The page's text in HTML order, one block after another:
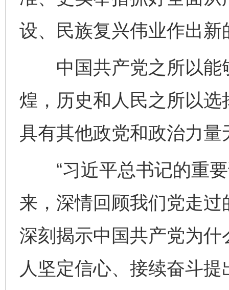
设、民族复兴伟业作出新
中国共产党之所以能
煌，历史和人民之所以
具有其他政党和政治力
“习近平总书记的重要
来，深情回顾我们党走
深刻揭示中国共产党为
人坚定信心、接续奋斗提